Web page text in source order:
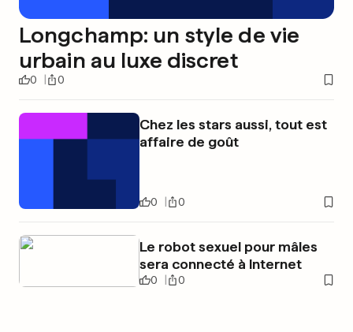
Longchamp: un style de vie
urbain au luxe discret
0 0
Chez les stars aussi, tout est
affaire de goût
0 0
Le robot sexuel pour mâles
sera connecté à Internet
0 0